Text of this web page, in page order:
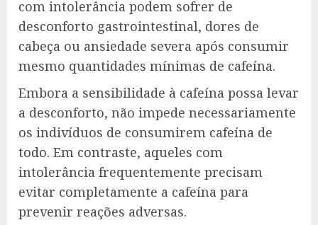
com intolerância podem sofrer de
desconforto gastrointestinal, dores de
cabeça ou ansiedade severa após consumir
mesmo quantidades mínimas de cafeína.
Embora a sensibilidade à cafeína possa levar
a desconforto, não impede necessariamente
os indivíduos de consumirem cafeína de
todo. Em contraste, aqueles com
intolerância frequentemente precisam
evitar completamente a cafeína para
prevenir reações adversas.